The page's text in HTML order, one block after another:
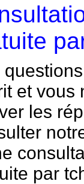
et vous
les
par